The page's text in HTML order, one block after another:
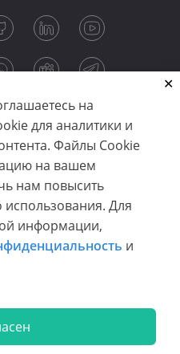
на
для аналитики и
Файлы Cookie
на вашем
нам повысить
использования. Для
информации,
и
sp. z o.o. (dba
reserved.
De